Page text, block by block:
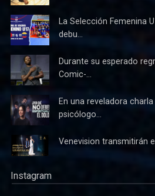
La Selección Femenina
debu...
Durante su esperado
Comic-...
En una reveladora
psicólogo...
Venevision transmitirán
Instagram